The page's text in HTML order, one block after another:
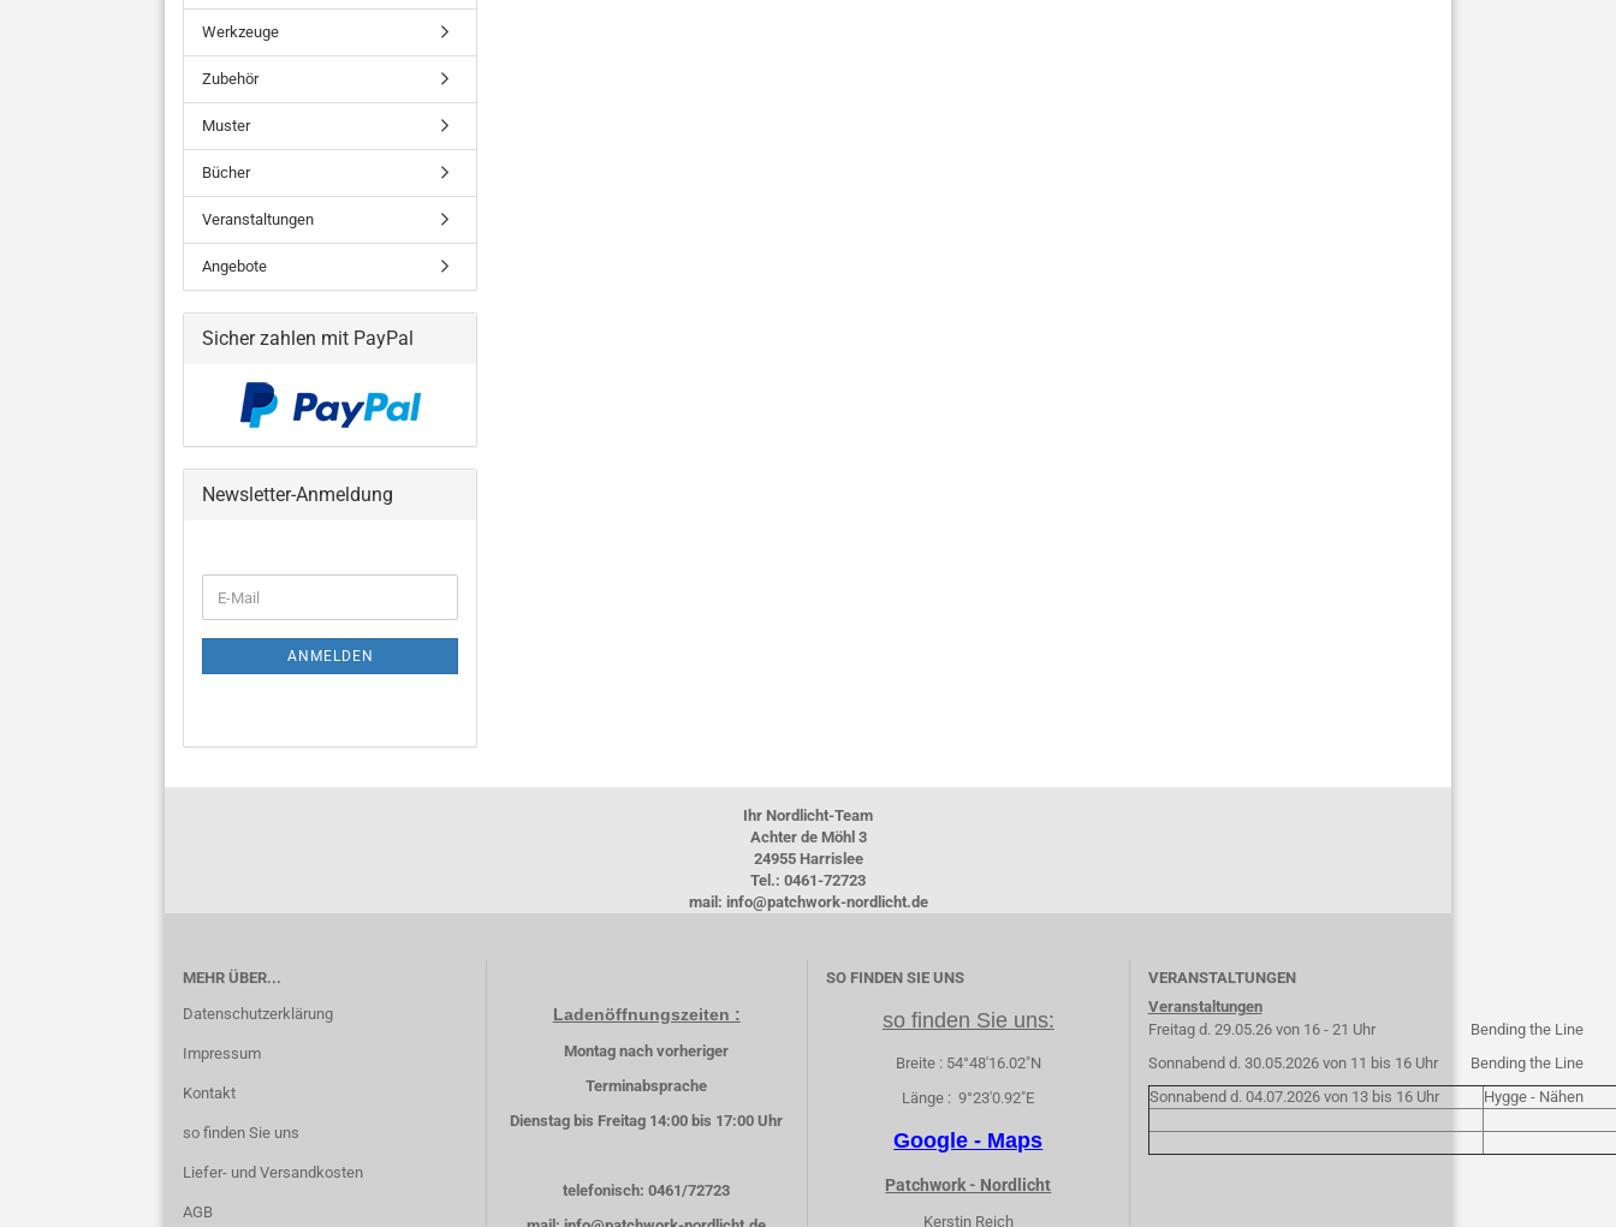
Werkzeuge
Zubehör
Muster
Bücher
Veranstaltungen
Angebote
Sicher zahlen mit PayPal
Newsletter-Anmeldung
ZUR
ANMELDUNG
E-
Mail
ANMELDEN
Ihr Nordlicht-Team
Achter de Möhl 3
24955 Harrislee
Tel.: 0461-72723
mail: info@patchwork-nordlicht.de
MEHR ÜBER...
Datenschutzerklärung
Impressum
Kontakt
so finden Sie uns
Liefer- und Versandkosten
AGB
Ladenöffnungszeiten :
Montag nach vorheriger
Terminabsprache
Dienstag bis Freitag 14:00 bis 17:00 Uhr
telefonisch: 0461/72723
SO FINDEN SIE UNS
so finden Sie uns:
Breite : 54°48'16.02"N
Länge : 9°23'0.92"E
Google - Maps
Patchwork - Nordlicht
Kerstin Reich
VERANSTALTUNGEN
Veranstaltungen
Freitag d. 29.05.26 von 16 - 21 Uhr
Bending the Line
Sonnabend d. 30.05.2026 von 11 bis 16 Uhr
Bending the Line
Sonnabend d. 04.07.2026 von 13 bis 16 Uhr
Hygge - Nähen